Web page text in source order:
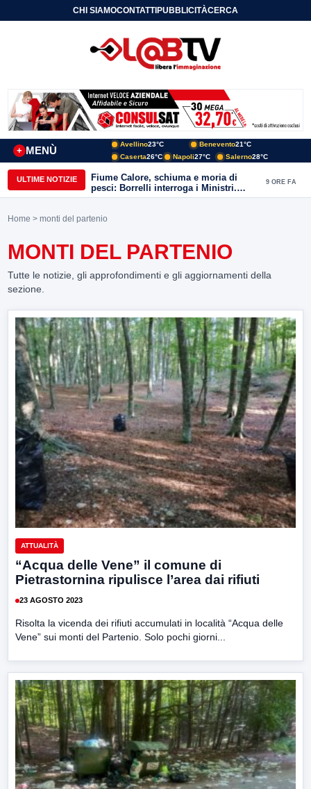
CHI SIAMOCONTATTIPUBBLICITÀCERCA
MENÙ
+
Avellino23°C Benevento21°C
Caserta26°C Napoli27°C Salerno28°C
ULTIME NOTIZIE
Fiume Calore, schiuma e moria di
pesci: Borrelli interroga i Ministri.
“Benevento paga l’assenza del
9 ORE FA
Home > monti del partenio
MONTI DEL PARTENIO
Tutte le notizie, gli approfondimenti e gli aggiornamenti della
sezione.
ATTUALITÀ
“Acqua delle Vene” il comune di
Pietrastornina ripulisce l’area dai rifiuti
23 AGOSTO 2023
Risolta la vicenda dei rifiuti accumulati in località “Acqua delle
Vene” sui monti del Partenio. Solo pochi giorni...